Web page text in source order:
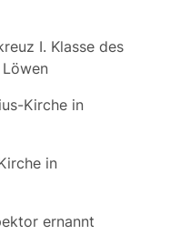
I. Klasse des
Kirche in
in
ernannt